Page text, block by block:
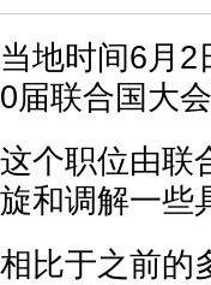
当地时间6月2
0届联合国大
这个职位由联
旋和调解一些
相比于之前的